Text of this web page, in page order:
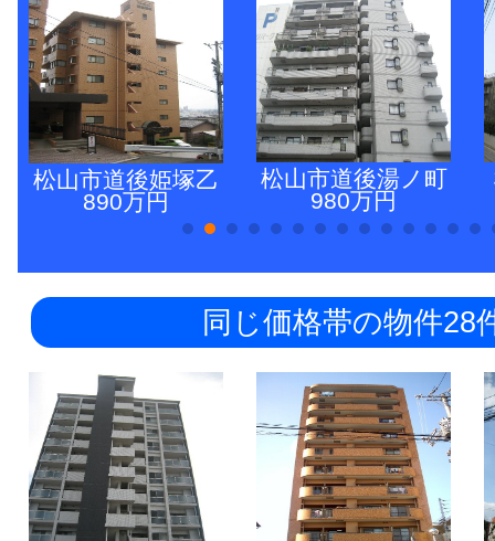
松山市道後姫塚乙
890万円
松山市道後湯ノ町
980万円
同じ価格帯の物件28